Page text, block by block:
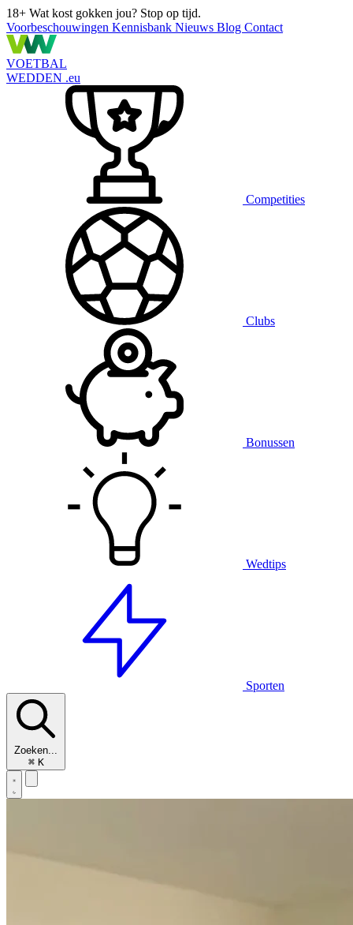
18+ Wat kost gokken jou? Stop op tijd.
Voorbeschouwingen Kennisbank Nieuws Blog Contact
VOETBAL
WEDDEN .eu
Competities
Clubs
Bonussen
Wedtips
Sporten
Zoeken...
⌘ K